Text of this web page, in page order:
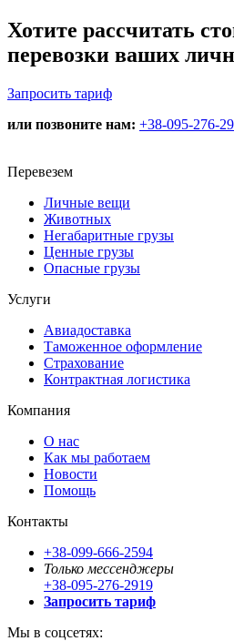
Хотите рассчитать
перевозки ваших
Запросить тариф
или позвоните нам: +38-095-276-
Перевезем
Личные вещи
Животных
Негабаритные грузы
Ценные грузы
Опасные грузы
Услуги
Авиадоставка
Таможенное оформление
Страхование
Контрактная логистика
Компания
О нас
Как мы работаем
Новости
Помощь
Контакты
+38-099-666-2594
Только мессенджеры
+38-095-276-2919
Запросить тариф
Мы в соцсетях: